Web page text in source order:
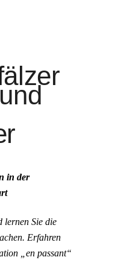
in der
lernen Sie die
Erfahren
„en passant“